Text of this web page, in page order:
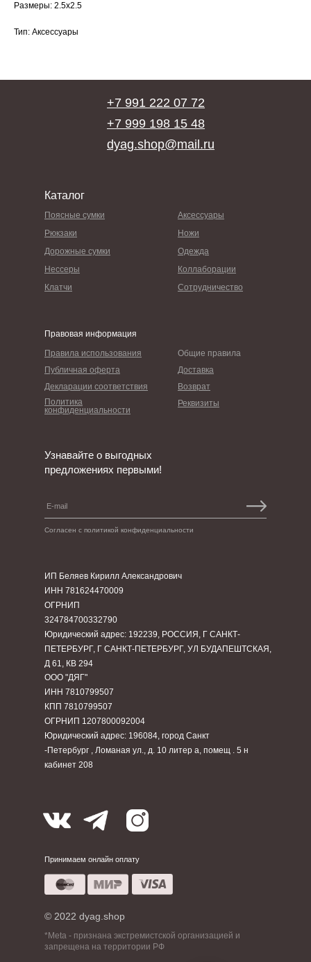
Размеры: 2.5х2.5
Тип: Аксессуары
Правила использования
+7 991 222 07 72
dyag.shop@mail.ru
Правовая информация
ИП Беляев Кирилл Александрович
ИНН 781624470009
ОГРНИП
324784700332790
Юридический адрес: 192239, РОССИЯ, Г САНКТ-
ПЕТЕРБУРГ, Г САНКТ-ПЕТЕРБУРГ, УЛ БУДАПЕШТСКАЯ,
Д 61, КВ 294
© 2022 dyag.shop
Каталог
Общие правила
Поясные сумки Аксессуары
Возврат
Декларации соответствия
Дорожные сумки Одежда
Реквизиты
Политика
конфиденциальности
Коллаборации
Нессеры
Доставка
Публичная оферта
Рюкзаки Ножи
Клатчи Сотрудничество
Принимаем онлайн оплату
Согласен с политикой конфиденциальности
Узнавайте о выгодных
предложениях первыми!
*Meta - признана экстремистской организацией и
запрещена на территории РФ
ООО "ДЯГ"
ИНН 7810799507
КПП 7810799507
ОГРНИП 1207800092004
Юридический адрес: 196084, город Санкт
-Петербург , Ломаная ул., д. 10 литер а, помещ . 5 н
кабинет 208
+7 999 198 15 48